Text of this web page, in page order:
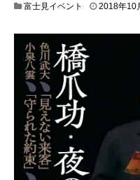
富士見イベント 2018年10